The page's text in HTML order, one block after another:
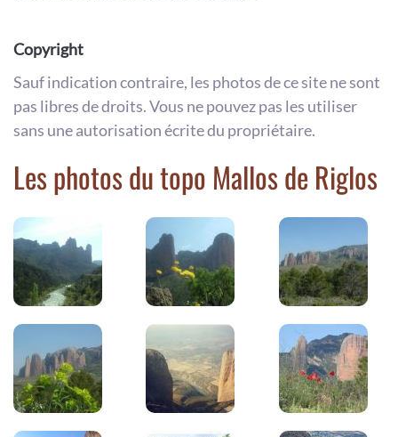
Copyright
Sauf indication contraire, les photos de ce site ne sont
pas libres de droits. Vous ne pouvez pas les utiliser
sans une autorisation écrite du propriétaire.
Les photos du topo Mallos de Riglos